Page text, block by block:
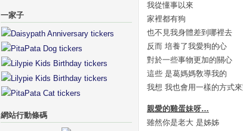
我從懂事以來
家裡都有狗
也不見我身體差到哪裡去
反而 培養了我愛狗的心
對於一些事物更加的關心
這些 是葛媽媽敎導我的
我想 我也會用一樣的方式
親愛的雞蛋妹呀…
雖然你是老大 是姊姊
一家子
網站行動條碼